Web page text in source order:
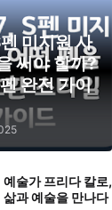
미지원 사
써야 할까?
완전 가이
예술가 프리다 칼로,
삶과 예술을 만나다